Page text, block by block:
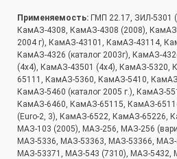
Применяемость: ГМП 22.17, ЗИЛ-5301
КамАЗ-4308, КамАЗ-4308 (2008),
2004 г), КамАЗ-43101, КамАЗ-43114,
КамАЗ-4326 (каталог 2003г), КамАЗ-
(4х4), КамАЗ-43501 (4х4), КамАЗ-5320,
65111, КамАЗ-5360, КамАЗ-5410,
КамАЗ-5460 (каталог 2005 г.), КамАЗ-
КамАЗ-6460, КамАЗ-65115, КамАЗ-
(Euro-2, 3), КамАЗ-6522, КамАЗ-65226,
МАЗ-103 (2005), МАЗ-256, МАЗ-256
МАЗ-5336, МАЗ-53363, МАЗ-53366,
МАЗ-53371, МАЗ-543 (7310), МАЗ-5432,